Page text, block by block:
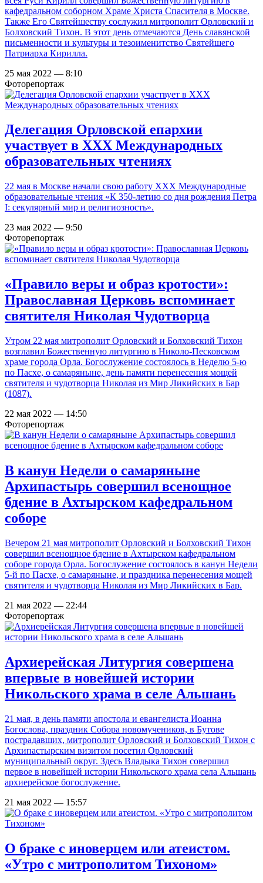
кафедральном соборном Храме Христа Спасителя в Москве.
Также Его Святейшеству сослужил митрополит Орловский и
Болховский Тихон. В этот день отмечаются День славянской
письменности и культуры и тезоименитство Святейшего
Патриарха Кирилла.
25 мая 2022 — 8:10
Фоторепортаж
Делегация Орловской епархии
участвует в XXX Международных
образовательных чтениях
22 мая в Москве начали свою работу XXX Международные
образовательные чтения «К 350-летию со дня рождения Петра
I: секулярный мир и религиозность».
23 мая 2022 — 9:50
Фоторепортаж
«Правило веры и образ кротости»:
Православная Церковь вспоминает
святителя Николая Чудотворца
Утром 22 мая митрополит Орловский и Болховский Тихон
возглавил Божественную литургию в Николо-Песковском
храме города Орла. Богослужение состоялось в Неделю 5-ю
по Пасхе, о самаряныне, день памяти перенесения мощей
святителя и чудотворца Николая из Мир Ликийских в Бар
(1087).
22 мая 2022 — 14:50
Фоторепортаж
В канун Недели о самаряныне
Архипастырь совершил всенощное
бдение в Ахтырском кафедральном
соборе
Вечером 21 мая митрополит Орловский и Болховский Тихон
совершил всенощное бдение в Ахтырском кафедральном
соборе города Орла. Богослужение состоялось в канун Недели
5-й по Пасхе, о самаряныне, и праздника перенесения мощей
святителя и чудотворца Николая из Мир Ликийских в Бар.
21 мая 2022 — 22:44
Фоторепортаж
Архиерейская Литургия совершена
впервые в новейшей истории
Никольского храма в селе Альшань
21 мая, в день памяти апостола и евангелиста Иоанна
Богослова, праздник Собора новомучеников, в Бутове
пострадавших, митрополит Орловский и Болховский Тихон с
Архипастырским визитом посетил Орловский
муниципальный округ. Здесь Владыка Тихон совершил
первое в новейшей истории Никольского храма села Альшань
архиерейское богослужение.
21 мая 2022 — 15:57
О браке с иноверцем или атеистом.
«Утро с митрополитом Тихоном»